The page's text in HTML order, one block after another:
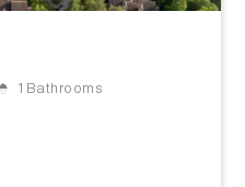
1 Bathrooms